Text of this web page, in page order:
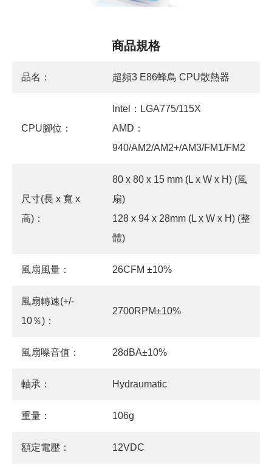
商品規格
品名： 超頻3 E86蜂鳥 CPU散熱器
CPU腳位：
Intel：LGA775/115X
AMD：
940/AM2/AM2+/AM3/FM1/FM2
尺寸(長 x 寬 x
高)：
80 x 80 x 15 mm (L x W x H) (風
扇)
128 x 94 x 28mm (L x W x H) (整
體)
風扇風量： 26CFM ±10%
風扇轉速(+/-
10％)：
2700RPM±10%
風扇噪音值： 28dBA±10%
軸承： Hydraumatic
重量： 106g
額定電壓： 12VDC